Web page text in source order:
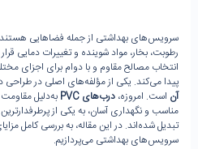
سرویس‌های بهداشتی از جمله فضاهایی
رطوبت، بخار، مواد شوینده و تغییرات دمایی
انتخاب مصالح مقاوم و با دوام برای اجزای
پیدا می‌کند. یکی از مؤلفه‌های اصلی در
آن است. امروزه، درب‌های
به‌دلیل مقاومت
مناسب و نگهداری آسان، به یکی از
تبدیل شده‌اند. در این مقاله، به بررسی کامل
سرویس‌های بهداشتی می‌پردازیم.